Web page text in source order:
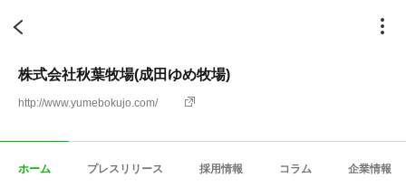
株式会社秋葉牧場(成田ゆめ牧場)
http://www.yumebokujo.com/
ホーム プレスリリース 採用情報 コラム 企業情報